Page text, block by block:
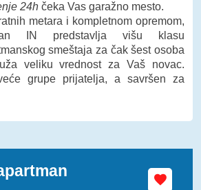
24h čeka Vas garažno mesto.
metara i kompletnom opremom,
IN predstavlja višu klasu
smeštaja za čak šest osoba
veliku vrednost za Vaš novac.
grupe prijatelja, a savršen za